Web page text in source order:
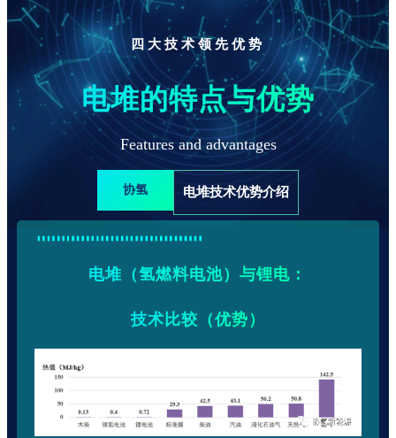
四大技术领先优势
电堆的特点与优势
Features and advantages
协氢 电堆技术优势介绍
电堆（氢燃料电池）与锂电：
技术比较（优势）